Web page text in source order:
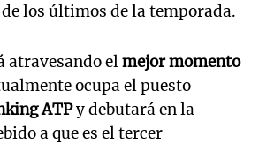
los últimos de la temporada.
atravesando elmejor momento
ocupa el puesto
ATPy debutará en la
a que es el tercer